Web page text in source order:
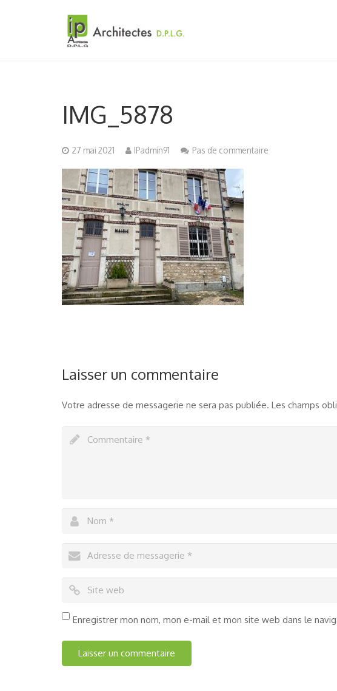
IMG_5878
27 mai 2021 IPadmin91 Pas de commentaire
Laisser un commentaire
Votre adresse de messagerie ne sera pas publiée. Les champs
Enregistrer mon nom, mon e-mail et mon site web dans le